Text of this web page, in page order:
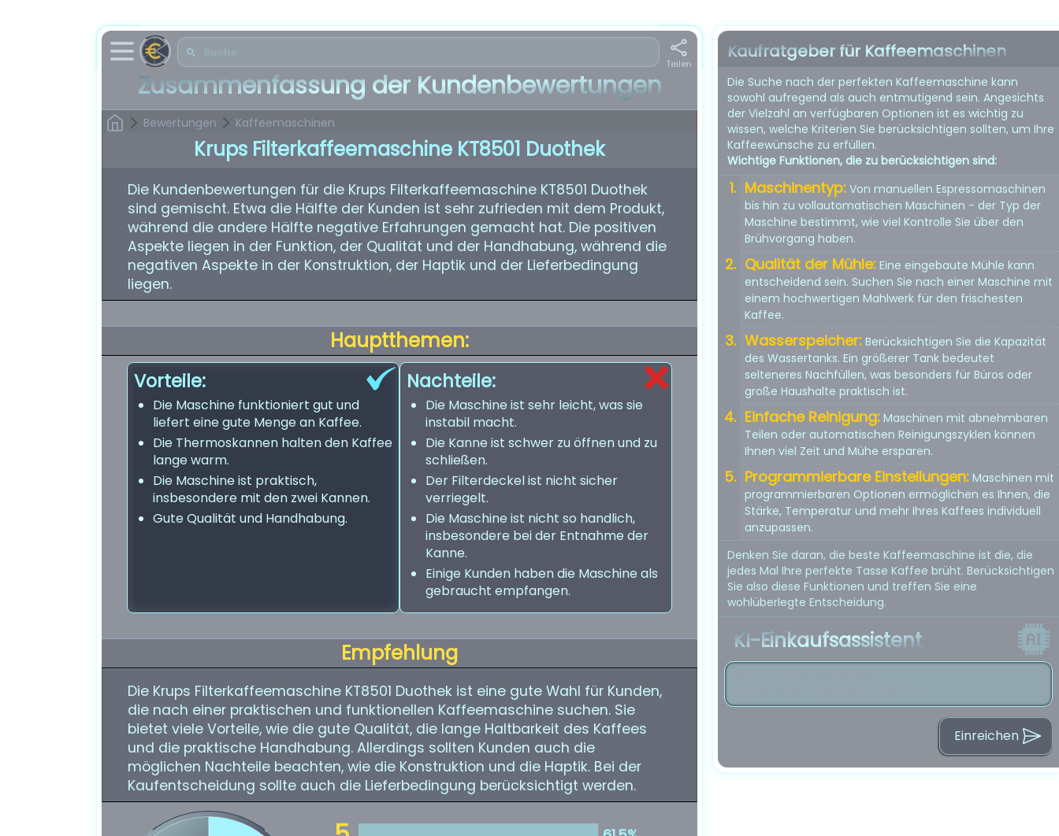
Teilen
Zusammenfassung der Kundenbewertungen
Bewertungen Kaffeemaschinen
Krups Filterkaffeemaschine KT8501 Duothek
Die Kundenbewertungen für die Krups Filterkaffeemaschine KT8501 Duothek
sind gemischt. Etwa die Hälfte der Kunden ist sehr zufrieden mit dem Produkt,
während die andere Hälfte negative Erfahrungen gemacht hat. Die positiven
Aspekte liegen in der Funktion, der Qualität und der Handhabung, während die
negativen Aspekte in der Konstruktion, der Haptik und der Lieferbedingung
liegen.
Hauptthemen:
Vorteile:
Die Maschine funktioniert gut und
liefert eine gute Menge an Kaffee.
Die Thermoskannen halten den Kaffee
lange warm.
Die Maschine ist praktisch,
insbesondere mit den zwei Kannen.
Gute Qualität und Handhabung.
Nachteile:
Die Maschine ist sehr leicht, was sie
instabil macht.
Die Kanne ist schwer zu öffnen und zu
schließen.
Der Filterdeckel ist nicht sicher
verriegelt.
Die Maschine ist nicht so handlich,
insbesondere bei der Entnahme der
Kanne.
Einige Kunden haben die Maschine als
gebraucht empfangen.
Empfehlung
Die Krups Filterkaffeemaschine KT8501 Duothek ist eine gute Wahl für Kunden,
die nach einer praktischen und funktionellen Kaffeemaschine suchen. Sie
bietet viele Vorteile, wie die gute Qualität, die lange Haltbarkeit des Kaffees
und die praktische Handhabung. Allerdings sollten Kunden auch die
möglichen Nachteile beachten, wie die Konstruktion und die Haptik. Bei der
Kaufentscheidung sollte auch die Lieferbedingung berücksichtigt werden.
Kaufratgeber für Kaffeemaschinen
Die Suche nach der perfekten Kaffeemaschine kann
sowohl aufregend als auch entmutigend sein. Angesichts
der Vielzahl an verfügbaren Optionen ist es wichtig zu
wissen, welche Kriterien Sie berücksichtigen sollten, um Ihre
Kaffeewünsche zu erfüllen.
Wichtige Funktionen, die zu berücksichtigen sind:
Maschinentyp: Von manuellen Espressomaschinen
bis hin zu vollautomatischen Maschinen - der Typ der
Maschine bestimmt, wie viel Kontrolle Sie über den
Brühvorgang haben.
Qualität der Mühle: Eine eingebaute Mühle kann
entscheidend sein. Suchen Sie nach einer Maschine mit
einem hochwertigen Mahlwerk für den frischesten
Kaffee.
Wasserspeicher: Berücksichtigen Sie die Kapazität
des Wassertanks. Ein größerer Tank bedeutet
selteneres Nachfüllen, was besonders für Büros oder
große Haushalte praktisch ist.
Einfache Reinigung: Maschinen mit abnehmbaren
Teilen oder automatischen Reinigungszyklen können
Ihnen viel Zeit und Mühe ersparen.
Programmierbare Einstellungen: Maschinen mit
programmierbaren Optionen ermöglichen es Ihnen, die
Stärke, Temperatur und mehr Ihres Kaffees individuell
anzupassen.
Denken Sie daran, die beste Kaffeemaschine ist die, die
jedes Mal Ihre perfekte Tasse Kaffee brüht. Berücksichtigen
Sie also diese Funktionen und treffen Sie eine
wohlüberlegte Entscheidung.
KI-Einkaufsassistent
Einreichen